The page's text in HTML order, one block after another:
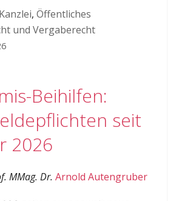
Kanzlei, Öffentliches
und Vergaberecht
Beihilfen:
seit
2026
MMag. Dr. Arnold Autengruber